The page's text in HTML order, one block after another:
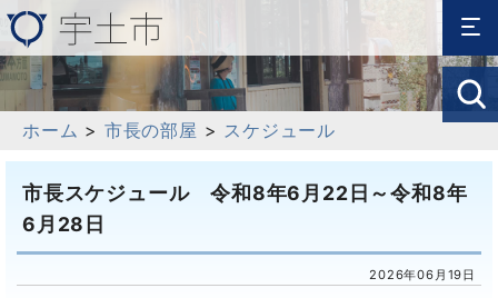
ホーム > 市長の部屋 > スケジュール
市長スケジュール 令和8年6月22日～令和8年
6月28日
2026年06月19日